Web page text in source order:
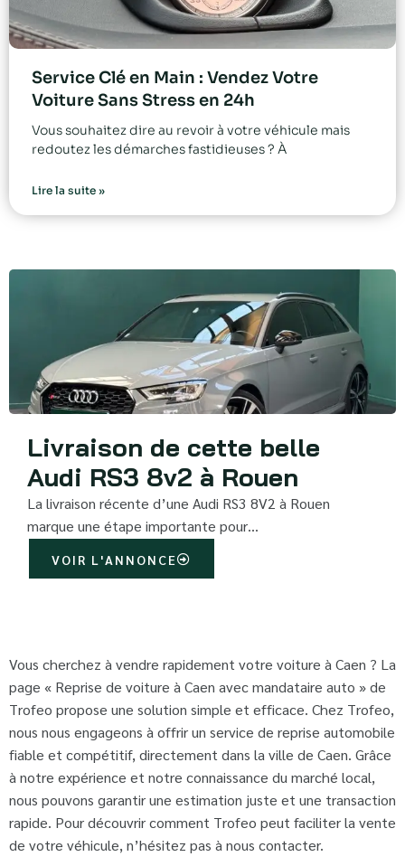
Service Clé en Main : Vendez Votre
Voiture Sans Stress en 24h
Vous souhaitez dire au revoir à votre véhicule mais
redoutez les démarches fastidieuses ? À
Lire la suite »
Livraison de cette belle
Audi RS3 8v2 à Rouen
La livraison récente d’une Audi RS3 8V2 à Rouen
marque une étape importante pour…
VOIR L'ANNONCE
Vous cherchez à vendre rapidement votre voiture à Caen ? La
page « Reprise de voiture à Caen avec mandataire auto » de
Trofeo propose une solution simple et efficace. Chez Trofeo,
nous nous engageons à offrir un service de reprise automobile
fiable et compétitif, directement dans la ville de Caen. Grâce
à notre expérience et notre connaissance du marché local,
nous pouvons garantir une estimation juste et une transaction
rapide. Pour découvrir comment Trofeo peut faciliter la vente
de votre véhicule, n’hésitez pas à nous contacter.